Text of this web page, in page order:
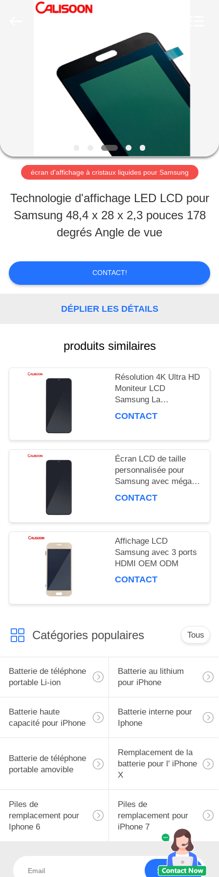
PRODUITS
A
PROPOS
DE
NOUS
VISITE
D'USINE
CONTRÔLE
QUALITÉ
DEMANDE
DE
SOUMISSION
SITE
PRIVACY
POLICY
écran d'affichage à cristaux liquides pour Samsung
Technologie d'affichage LED LCD pour
Samsung 48,4 x 28 x 2,3 pouces 178
degrés Angle de vue
CONTACT!
DÉPLIER LES DÉTAILS
produits similaires
Résolution 4K Ultra HD
Moniteur LCD
Samsung La
performance de l'écran
CONTACT
Écran LCD de taille
personnalisée pour
Samsung avec méga
contraste et angle de
CONTACT
Affichage LCD
Samsung avec 3 ports
HDMI OEM ODM
CONTACT
Catégories populaires Tous
Batterie de téléphone
portable Li-ion
Batterie au lithium
pour iPhone
Batterie haute
capacité pour iPhone
Batterie interne pour
Iphone
Batterie de téléphone
portable amovible
Remplacement de la
batterie pour l' iPhone
X
Piles de
remplacement pour
Iphone 6
Piles de
remplacement pour
iPhone 7
Souscrivez